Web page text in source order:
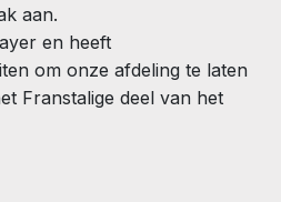
aan.
en heeft
om onze afdeling te laten
Franstalige deel van het